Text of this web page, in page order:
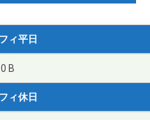
ィ平日
B
ィ休日